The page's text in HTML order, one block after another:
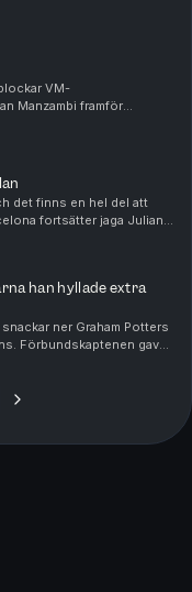
hårt i Julian Alvarez
VM-
Manzambi framför
ser ut att gå mot en
det finns en hel del att
fortsätter jaga Julian
allt möjligt
han hyllade extra
ner Graham Potters
Förbundskaptenen gav
fram till EM 2028.
gav Potter ...